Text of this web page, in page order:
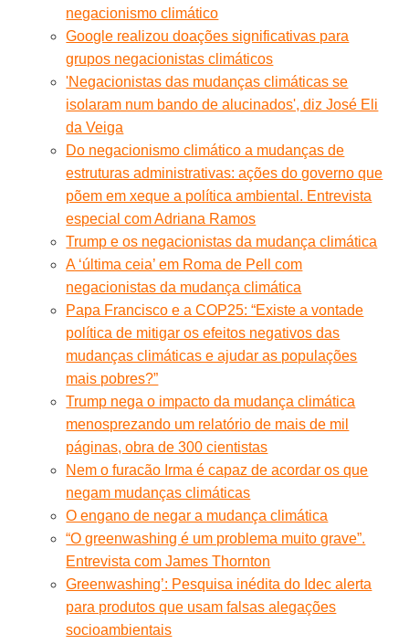
negacionismo climático
Google realizou doações significativas para
grupos negacionistas climáticos
'Negacionistas das mudanças climáticas se
isolaram num bando de alucinados', diz José Eli
da Veiga
Do negacionismo climático a mudanças de
estruturas administrativas: ações do governo que
põem em xeque a política ambiental. Entrevista
especial com Adriana Ramos
Trump e os negacionistas da mudança climática
A ‘última ceia’ em Roma de Pell com
negacionistas da mudança climática
Papa Francisco e a COP25: “Existe a vontade
política de mitigar os efeitos negativos das
mudanças climáticas e ajudar as populações
mais pobres?”
Trump nega o impacto da mudança climática
menosprezando um relatório de mais de mil
páginas, obra de 300 cientistas
Nem o furacão Irma é capaz de acordar os que
negam mudanças climáticas
O engano de negar a mudança climática
“O greenwashing é um problema muito grave”.
Entrevista com James Thornton
Greenwashing’: Pesquisa inédita do Idec alerta
para produtos que usam falsas alegações
socioambientais